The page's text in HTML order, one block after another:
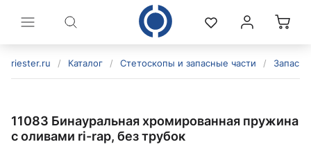
riester.ru / Каталог / Стетоскопы и запасные части /
11083 Бинауральная хромированная пружина
с оливами ri-rap, без трубок